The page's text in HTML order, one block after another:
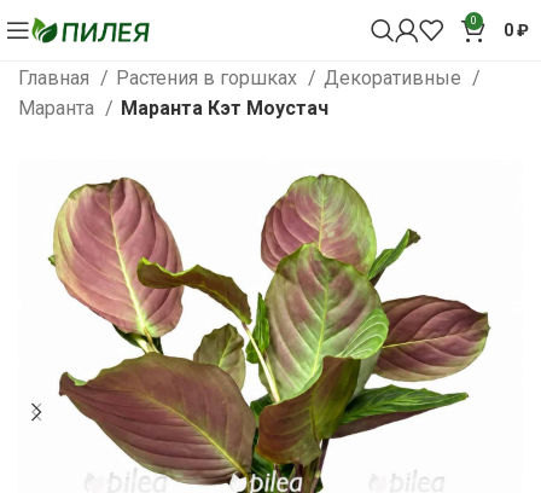
0 0₽
Главная Растения в горшках
Декоративные
Маранта
Маранта Кэт Моустач